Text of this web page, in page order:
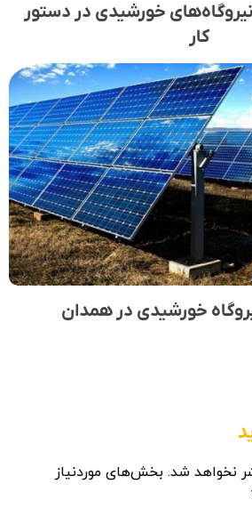
خورشیدی در دستور
کار
نخواهد شد. بخش‌های موردنیاز